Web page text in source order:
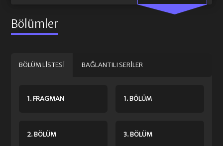
Bölümler
BÖLÜM LISTESI BAĞLANTILI SERILER
1. FRAGMAN 1. BÖLÜM
2. BÖLÜM 3. BÖLÜM